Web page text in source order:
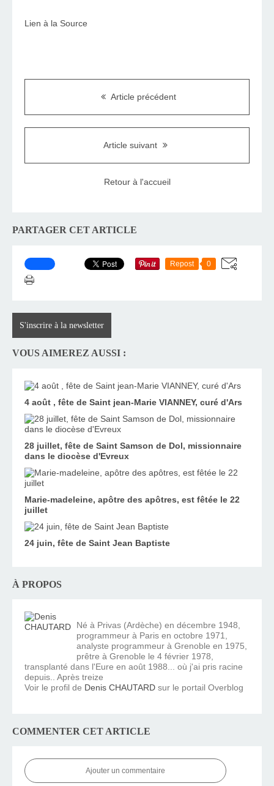
Lien à la Source
Article précédent
Article suivant
Retour à l'accueil
PARTAGER CET ARTICLE
Repost 0
S'inscrire à la newsletter
VOUS AIMEREZ AUSSI :
4 août , fête de Saint jean-Marie VIANNEY, curé d'Ars
28 juillet, fête de Saint Samson de Dol, missionnaire
dans le diocèse d'Evreux
Marie-madeleine, apôtre des apôtres, est fêtée le 22
juillet
24 juin, fête de Saint Jean Baptiste
À PROPOS
Né à Privas (Ardèche) en décembre 1948,
programmeur à Paris en octobre 1971,
analyste programmeur à Grenoble en 1975,
prêtre à Grenoble le 4 février 1978,
transplanté dans l'Eure en août 1988... où j'ai pris racine
depuis.. Après treize
Voir le profil de Denis CHAUTARD sur le portail Overblog
COMMENTER CET ARTICLE
Ajouter un commentaire